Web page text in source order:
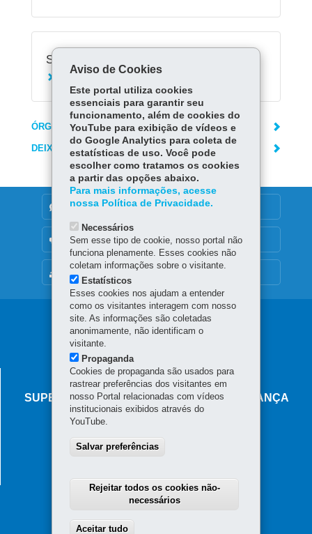
Serviços Relacionados:
ÓRGÃO RESPONSÁVEL
DEIXE SUA OPINIÃO
DENUNCIE CORRUPÇÃO
OUVIDORIA
Navegação
principal
AGÊNCIA DO MIGRANTE
SUPERINTENDÊNCIA-GERAL DE GOVERNANÇA
MIGRATÓRIA
80060-010-Curitiba
Aviso de Cookies
Este portal utiliza cookies
essenciais para garantir seu
funcionamento, além de cookies do
YouTube para exibição de vídeos e
do Google Analytics para coleta de
estatísticas de uso. Você pode
escolher como tratamos os cookies
a partir das opções abaixo.
Para mais informações, acesse
nossa Política de Privacidade.
Necessários
Sem esse tipo de cookie, nosso portal não
funciona plenamente. Esses cookies não
coletam informações sobre o visitante.
Estatísticos
Esses cookies nos ajudam a entender
como os visitantes interagem com nosso
site. As informações são coletadas
anonimamente, não identificam o
visitante.
Propaganda
Cookies de propaganda são usados para
rastrear preferências dos visitantes em
nosso Portal relacionadas com vídeos
institucionais exibidos através do
YouTube.
Salvar preferências
Rejeitar todos os cookies não-
necessários
Aceitar tudo